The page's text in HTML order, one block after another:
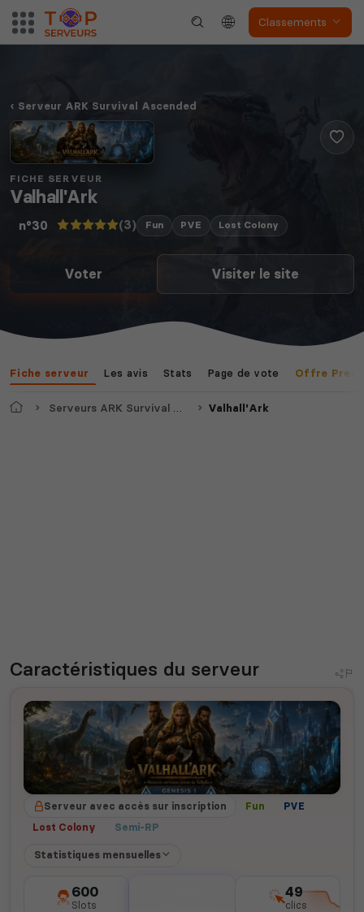
Classements
Serveur ARK Survival Ascended
FICHE SERVEUR
Valhall'Ark
n°30 (3) Fun PVE Lost Colony
Voter Visiter le site
Fiche serveur Les avis Stats Page de vote Offre
AccueilServeurs ARK Survival Ascended Valhall'Ark
Caractéristiques du serveur
Serveur avec accès sur inscription Fun
PVE
Lost Colony
Semi-RP
Statistiques mensuelles
600
Slots
49
clics